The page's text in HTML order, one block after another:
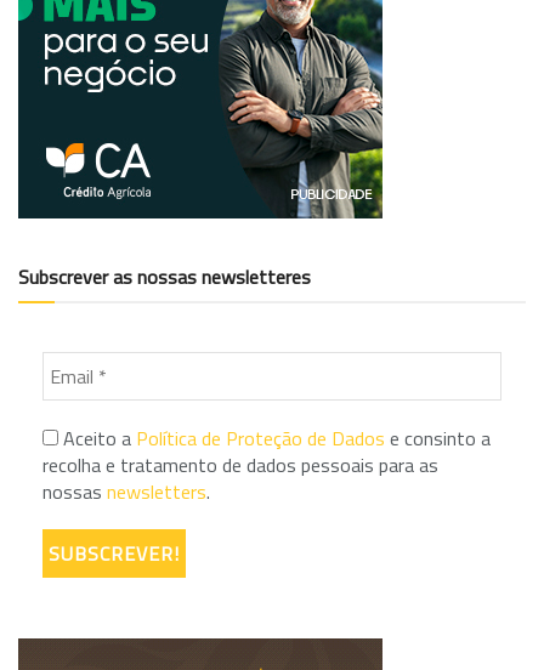
Subscrever as nossas newsletteres
Aceito a Política de Proteção de Dados e consinto a
recolha e tratamento de dados pessoais para as
nossas newsletters.